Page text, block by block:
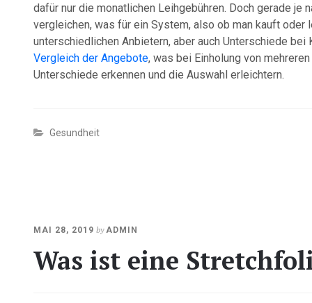
dafür nur die monatlichen Leihgebühren. Doch gerade
vergleichen, was für ein System, also ob man kauft
unterschiedlichen Anbietern, aber auch Unterschiede
Vergleich der Angebote, was bei Einholung von
Unterschiede erkennen und die Auswahl erleichtern.
Gesundheit
MAI 28, 2019 OKTOBER
2020
byADMIN
Was ist eine